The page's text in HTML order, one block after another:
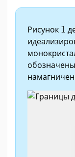
Рисунок 1
1